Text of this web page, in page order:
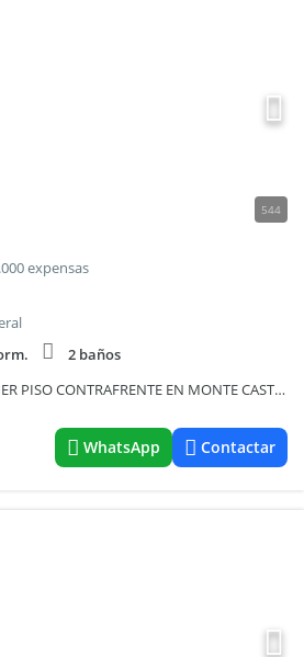
544
expensas
2 baños
VENTA PH 4 AMB EN PRIMER PISO CONTRAFRENTE EN MONTE CASTRO
WhatsApp Contactar